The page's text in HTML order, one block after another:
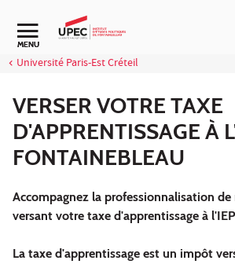
Aller au contenu
MENU
Université Paris-Est Créteil
VERSER VOTRE TAXE
D'APPRENTISSAGE À
FONTAINEBLEAU
Accompagnez la professionnalisation
versant votre taxe d'apprentissage à
La taxe d'apprentissage est un impôt